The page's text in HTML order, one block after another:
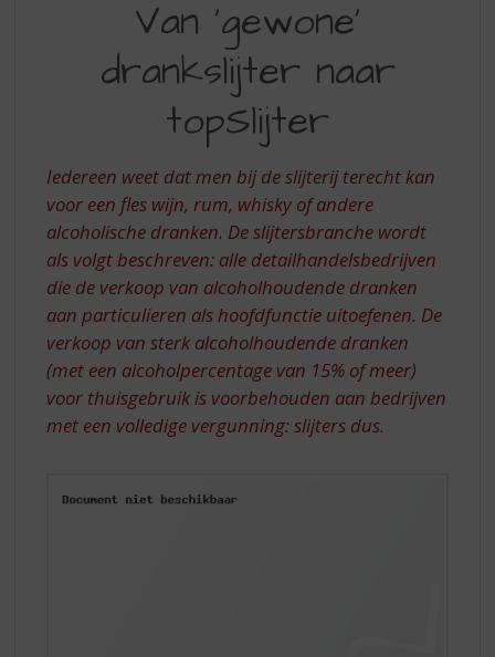
‘GEWONE’
DRANKSLIJTER
TOPSLIJTER
Van ‘gewone’
drankslijter naar
topSlijter
Iedereen weet dat men bij de slijterij terecht kan
voor een fles wijn, rum, whisky of andere
alcoholische dranken. De slijtersbranche wordt
als volgt beschreven: alle detailhandelsbedrijven
die de verkoop van alcoholhoudende dranken
aan particulieren als hoofdfunctie uitoefenen. De
verkoop van sterk alcoholhoudende dranken
(met een alcoholpercentage van 15% of meer)
voor thuisgebruik is voorbehouden aan bedrijven
met een volledige vergunning: slijters dus.